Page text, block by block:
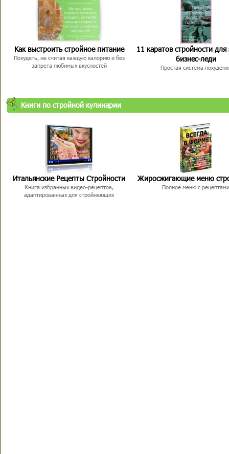
Как выстроить стройное питание
Похудеть, не считая каждую калорию и без
запрета любимых вкусностей
11 каратов стройности для
бизнес-леди
Простая система
Книги по стройной кулинарии
Итальянские Рецепты Стройности
Книга избранных видео-рецептов,
адаптированных для стройнеющих
Жиросжигающие меню
Полное меню с рецептами